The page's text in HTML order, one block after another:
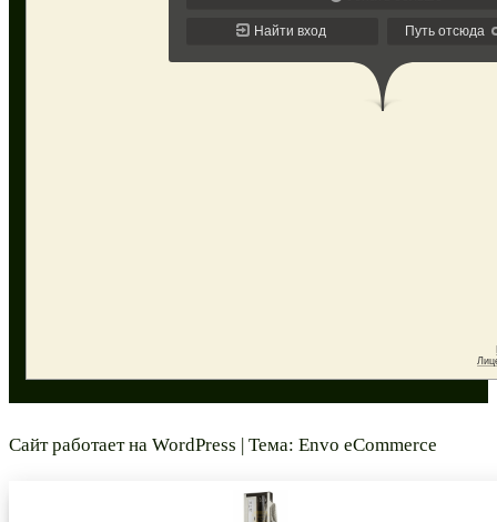
Сайт работает на WordPress | Тема: Envo eCommerce